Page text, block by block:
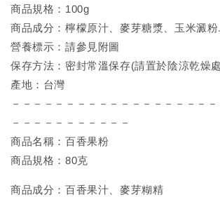
商品規格：100g
商品成分：檸檬原汁、麥芽糖漿、玉米澱粉
營養標示：請參見附圖
保存方法：密封常溫保存(請置於陰涼乾燥
產地：台灣
－－－－－－－－－－－－－－－－－－
－－－－－－－－－－－
商品名稱：百香果粉
商品規格：80克
商品成分：百香果汁、麥芽糊精